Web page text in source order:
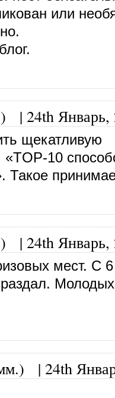
или
| 24th Январь,
щекатливую
10
Такое
| 24th Январь,
мест. С
| 24th